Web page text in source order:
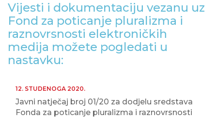
Vijesti i dokumentaciju vezanu uz
Fond za poticanje pluralizma i
raznovrsnosti elektroničkih
medija možete pogledati u
nastavku:
12. STUDENOGA 2020.
Javni natječaj broj 01/20 za dodjelu sredstava
Fonda za poticanje pluralizma i raznovrsnosti